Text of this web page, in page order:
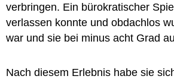
verbringen. Ein bürokratischer
verlassen konnte und obdachlos
war und sie bei minus acht Grad
Nach diesem Erlebnis habe sie